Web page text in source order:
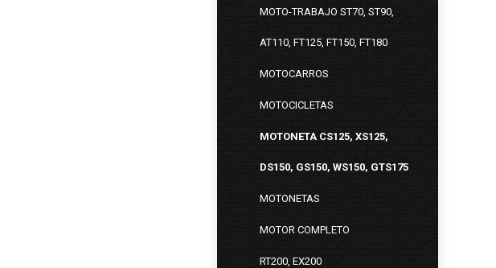
MOTO-TRABAJO ST70, ST90,
AT110, FT125, FT150, FT180
MOTOCARROS
MOTOCICLETAS
MOTONETA CS125, XS125,
DS150, GS150, WS150, GTS175
MOTONETAS
MOTOR COMPLETO
RT200, EX200